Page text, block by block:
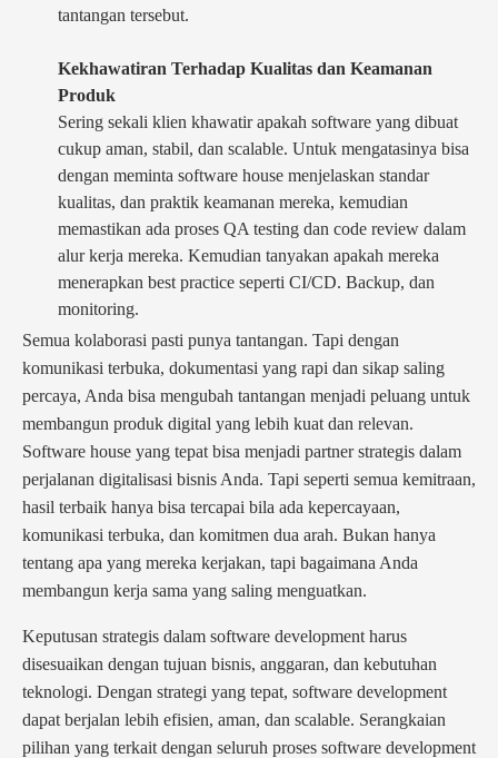
tantangan tersebut.
Kekhawatiran Terhadap Kualitas dan Keamanan
Produk
Sering sekali klien khawatir apakah software yang dibuat
cukup aman, stabil, dan scalable. Untuk mengatasinya bisa
dengan meminta software house menjelaskan standar
kualitas, dan praktik keamanan mereka, kemudian
memastikan ada proses QA testing dan code review dalam
alur kerja mereka. Kemudian tanyakan apakah mereka
menerapkan best practice seperti CI/CD. Backup, dan
monitoring.
Semua kolaborasi pasti punya tantangan. Tapi dengan
komunikasi terbuka, dokumentasi yang rapi dan sikap saling
percaya, Anda bisa mengubah tantangan menjadi peluang untuk
membangun produk digital yang lebih kuat dan relevan.
Software house yang tepat bisa menjadi partner strategis dalam
perjalanan digitalisasi bisnis Anda. Tapi seperti semua kemitraan,
hasil terbaik hanya bisa tercapai bila ada kepercayaan,
komunikasi terbuka, dan komitmen dua arah. Bukan hanya
tentang apa yang mereka kerjakan, tapi bagaimana Anda
membangun kerja sama yang saling menguatkan.
Keputusan strategis dalam software development harus
disesuaikan dengan tujuan bisnis, anggaran, dan kebutuhan
teknologi. Dengan strategi yang tepat, software development
dapat berjalan lebih efisien, aman, dan scalable. Serangkaian
pilihan yang terkait dengan seluruh proses software development